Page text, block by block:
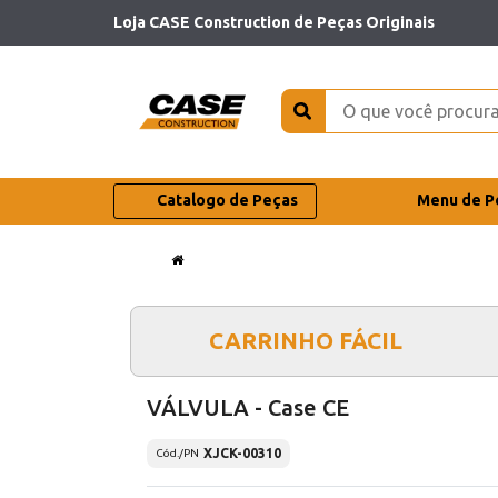
Loja CASE Construction de Peças Originais
Catalogo de Peças Menu de
CARRINHO FÁCIL
VÁLVULA - Case CE
Cód./PN XJCK-00310